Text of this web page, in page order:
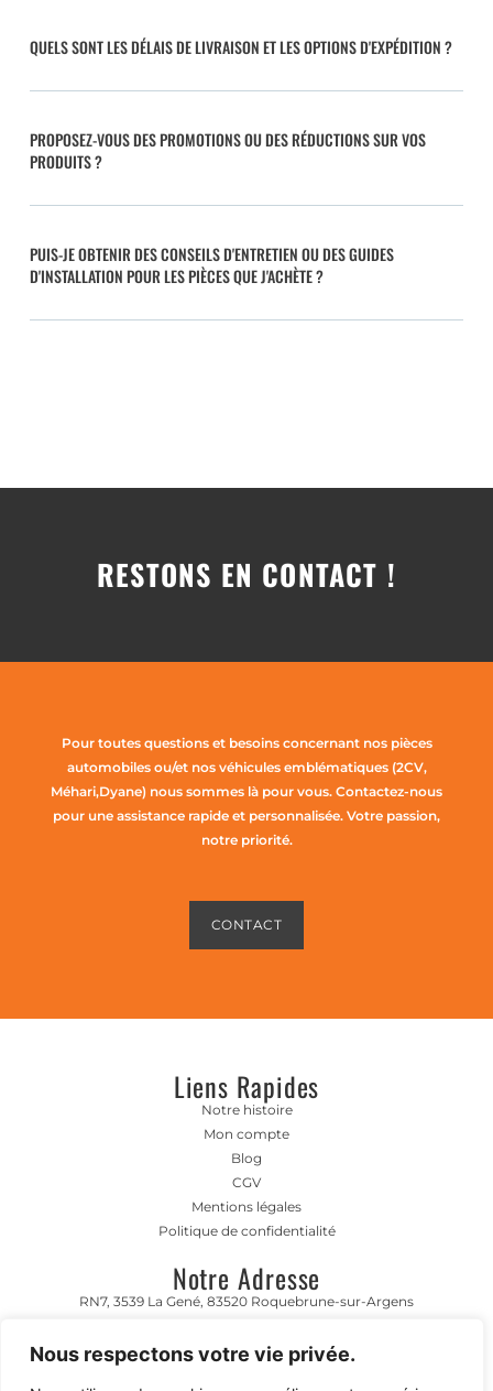
Nous respectons votre vie privée.
QUELS SONT LES DÉLAIS DE LIVRAISON ET LES OPTIONS D'EXPÉDITION ?
PROPOSEZ-VOUS DES PROMOTIONS OU DES RÉDUCTIONS SUR VOS
PRODUITS ?
PUIS-JE OBTENIR DES CONSEILS D'ENTRETIEN OU DES GUIDES
D'INSTALLATION POUR LES PIÈCES QUE J'ACHÈTE ?
RESTONS EN CONTACT !
Pour toutes questions et besoins concernant nos pièces
automobiles ou/et nos véhicules emblématiques (2CV,
Méhari,Dyane) nous sommes là pour vous. Contactez-nous
pour une assistance rapide et personnalisée. Votre passion,
notre priorité.
CONTACT
Liens Rapides
Notre histoire
Mon compte
Blog
CGV
Mentions légales
Politique de confidentialité
Notre Adresse
RN7, 3539 La Gené, 83520 Roquebrune-sur-Argens
Horaire D'ouverture